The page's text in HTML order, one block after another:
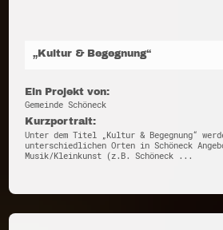
„Kultur & Begegnung“
Ein Projekt von:
Gemeinde Schöneck
Kurzportrait:
Unter dem Titel „Kultur & Begegnung“
unterschiedlichen Orten in Schöneck
Musik/Kleinkunst (z.B. Schöneck ...